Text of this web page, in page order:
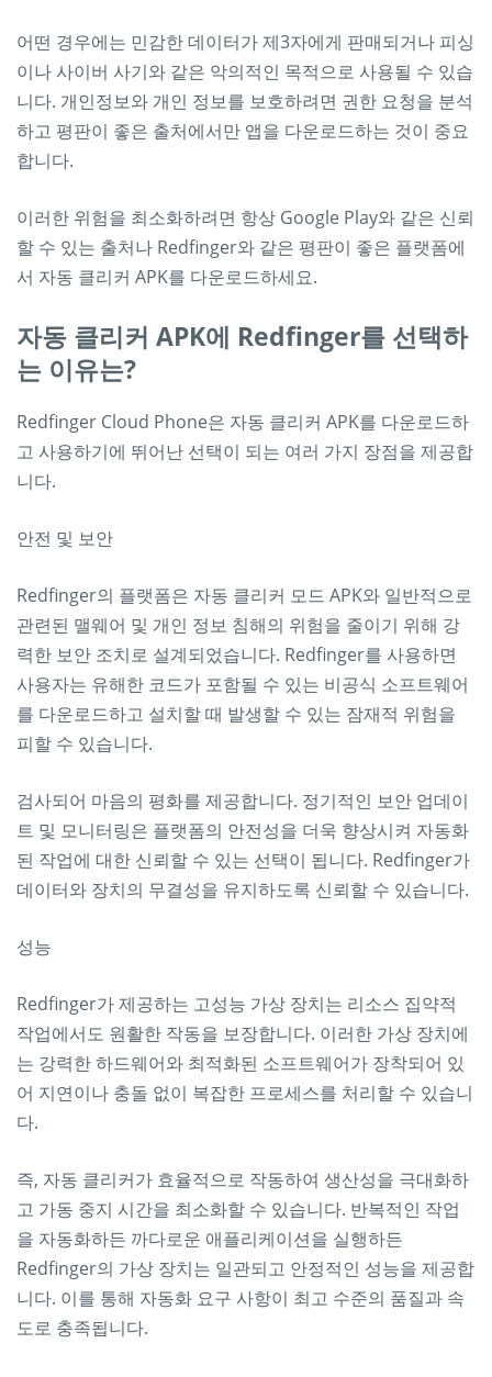
어떤 경우에는 민감한 데이터가 제3자에게 판매되거나 피싱
이나 사이버 사기와 같은 악의적인 목적으로 사용될 수 있습
니다. 개인정보와 개인 정보를 보호하려면 권한 요청을 분석
하고 평판이 좋은 출처에서만 앱을 다운로드하는 것이 중요
합니다.
이러한 위험을 최소화하려면 항상 Google Play와 같은 신뢰
할 수 있는 출처나 Redfinger와 같은 평판이 좋은 플랫폼에
서 자동 클리커 APK를 다운로드하세요.
자동 클리커 APK에 Redfinger를 선택하
는 이유는?
Redfinger Cloud Phone은 자동 클리커 APK를 다운로드하
고 사용하기에 뛰어난 선택이 되는 여러 가지 장점을 제공합
니다.
안전 및 보안
Redfinger의 플랫폼은 자동 클리커 모드 APK와 일반적으로
관련된 맬웨어 및 개인 정보 침해의 위험을 줄이기 위해 강
력한 보안 조치로 설계되었습니다. Redfinger를 사용하면
사용자는 유해한 코드가 포함될 수 있는 비공식 소프트웨어
를 다운로드하고 설치할 때 발생할 수 있는 잠재적 위험을
피할 수 있습니다.
검사되어 마음의 평화를 제공합니다. 정기적인 보안 업데이
트 및 모니터링은 플랫폼의 안전성을 더욱 향상시켜 자동화
된 작업에 대한 신뢰할 수 있는 선택이 됩니다. Redfinger가
데이터와 장치의 무결성을 유지하도록 신뢰할 수 있습니다.
성능
Redfinger가 제공하는 고성능 가상 장치는 리소스 집약적
작업에서도 원활한 작동을 보장합니다. 이러한 가상 장치에
는 강력한 하드웨어와 최적화된 소프트웨어가 장착되어 있
어 지연이나 충돌 없이 복잡한 프로세스를 처리할 수 있습니
다.
즉, 자동 클리커가 효율적으로 작동하여 생산성을 극대화하
고 가동 중지 시간을 최소화할 수 있습니다. 반복적인 작업
을 자동화하든 까다로운 애플리케이션을 실행하든
Redfinger의 가상 장치는 일관되고 안정적인 성능을 제공합
니다. 이를 통해 자동화 요구 사항이 최고 수준의 품질과 속
도로 충족됩니다.